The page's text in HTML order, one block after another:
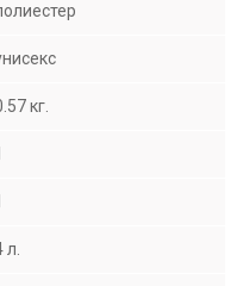
кг.
л.